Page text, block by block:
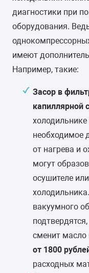
диагностики при
оборудования.
имеют
Например, такие:
Засор в
капиллярной
необходимое
от нагрева и
могут
осушителе
вакуумного
сменит
от 1800
расходных